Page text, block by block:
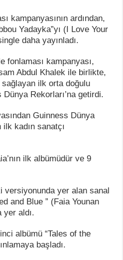
kampanyasının ardından,
Yadayka”yı (I Love Your
daha yayınladı.
fonlaması kampanyası,
Abdul Khalek ile birlikte,
ilk orta doğulu
Rekorları’na getirdi.
Guinness Dünya
ilk kadın sanatçı
ilk albümüdür ve 9
yer alan sanal
and Blue ” (Faia Younan
yer aldı.
albümü “Tales of the
başladı.